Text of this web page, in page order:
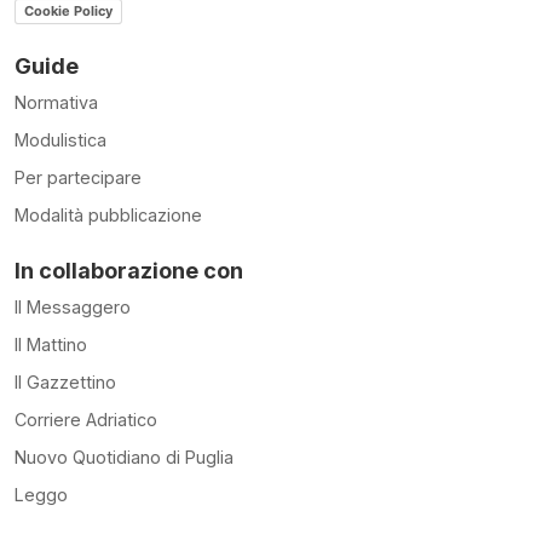
Cookie Policy
Guide
Normativa
Modulistica
Per partecipare
Modalità pubblicazione
In collaborazione con
Il Messaggero
Il Mattino
Il Gazzettino
Corriere Adriatico
Nuovo Quotidiano di Puglia
Leggo